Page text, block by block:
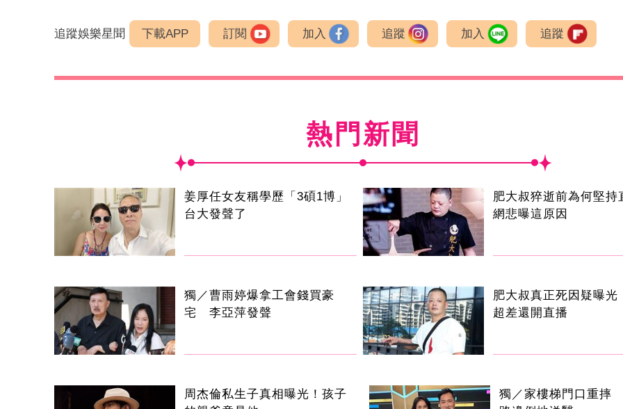
追蹤娛樂星聞 下載APP 訂閱 加入 追蹤 加入 追蹤
熱門新聞
姜厚任女友稱學歷「3碩1博」
台大發聲了
肥大叔猝逝前為何堅持
網悲曝這原因
獨／曹雨婷爆拿工會錢買豪
宅 李亞萍發聲
肥大叔真正死因疑曝光
超差還開直播
周杰倫私生子真相曝光！孩子
獨／家樓梯門口重摔